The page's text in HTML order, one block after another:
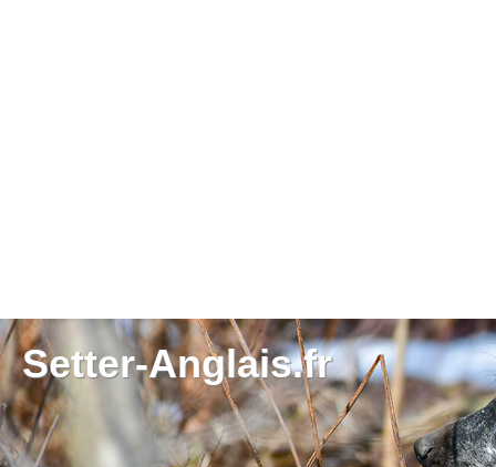
Setter-Anglais.fr